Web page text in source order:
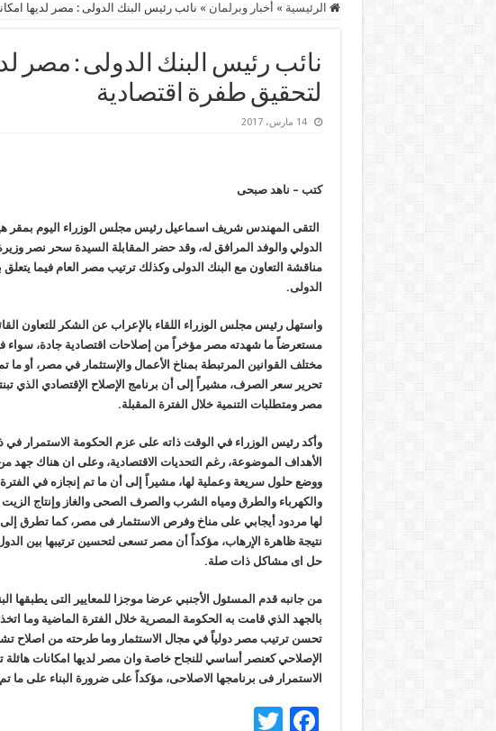
الرئيسية » أخبار وبرلمان » نائب رئيس البنك الدولى : مصر لديها
نائب رئيس البنك الدولى : مصر
لتحقيق طفرة اقتصادية
14 مارس، 2017
كتب – ناهد صبحى
التقى المهندس شريف اسماعيل رئيس مجلس الوزراء اليوم بمقر
الدولي والوفد المرافق له، وقد حضر المقابلة السيدة سحر نصر
مناقشة التعاون مع البنك الدولى وكذلك ترتيب مصر العام فيما يتعلق
الدولى.
واستهل رئيس مجلس الوزراء اللقاء بالإعراب عن الشكر للتعاون
مستعرضاً ما شهدته مصر مؤخراً من إصلاحات اقتصادية جادة، سواء
مختلف القوانين المرتبطة بمناخ الأعمال والإستثمار في مصر، أو
تحرير سعر الصرف، مشيراً إلى أن برنامج الإصلاح الإقتصادي الذي
مصر ومتطلبات التنمية خلال الفترة المقبلة.
وأكد رئيس الوزراء في الوقت ذاته على عزم الحكومة الاستمرار في
الأهداف الموضوعة، رغم التحديات الاقتصادية، وعلى ان هناك جهد
ووضع حلول سريعة وعملية لها، مشيراً إلى أن ما تم إنجازه في
والكهرباء والطرق ومياه الشرب والصرف الصحى والغاز وإنتاج
لها مردود أيجابي على مناخ وفرص الاستثمار فى مصر، كما تطرق
نتيجة ظاهرة الإرهاب، مؤكداً أن مصر تسعى لتحسين ترتيبها بين
حل اى مشاكل ذات صلة.
من جانبه قدم المسئول الأجنبي عرضا موجزا للمعايير التى يطبقها
بالجهد الذي قامت به الحكومة المصرية خلال الفترة الماضية وما
تحسن ترتيب مصر دولياً في مجال الاستثمار وما طرحته من اصلاح
الإصلاحي كعنصر أساسي للنجاح خاصة وان مصر لديها امكانات
الاستمرار فى برنامجها الاصلاحى، مؤكداً على ضرورة البناء على ما
F